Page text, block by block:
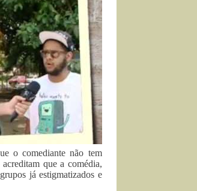
o comediante não tem
que a comédia,
já estigmatizados e